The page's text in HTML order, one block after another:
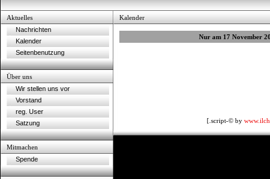
Aktuelles
Nachrichten
Kalender
Seitenbenutzung
Über uns
Wir stellen uns vor
Vorstand
reg. User
Satzung
Mitmachen
Spende
Kalender
Nur am 17 November
[.script-© by